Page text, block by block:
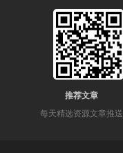
推荐文章
每天精选资源文章推送